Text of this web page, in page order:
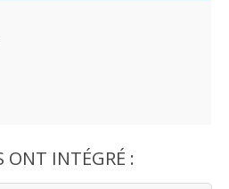
ONT INTÉGRÉ :